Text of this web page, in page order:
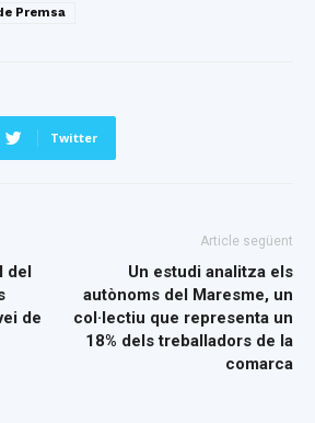
Premsa
Twitter
del
de
Article següent
Un estudi analitza els
autònoms del Maresme, un
col·lectiu que representa un
18% dels treballadors de la
comarca